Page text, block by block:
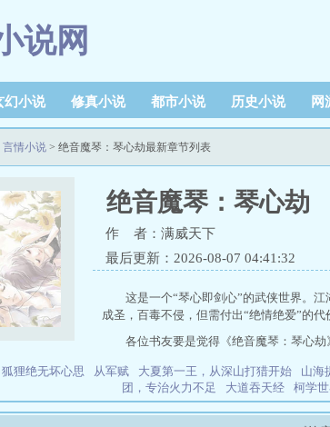
说网
幻小说 修真小说 都市小说 历史小说 网
言情小说 > 绝音魔琴：琴心劫最新章节列表
绝音魔琴：琴心劫
作 者：满威天下
最后更新：2026-08-07 04:41:32
这是一个“琴心即剑心”的武侠世界。
成圣，百毒不侵，但需付出“绝情绝爱”的
各位书友要是觉得《绝音魔琴：琴心
狐狸绝无坏心思 从军赋 大夏第一王，从深山打猎开始 山海
团，专治火力不足
大道吞天经 柯学